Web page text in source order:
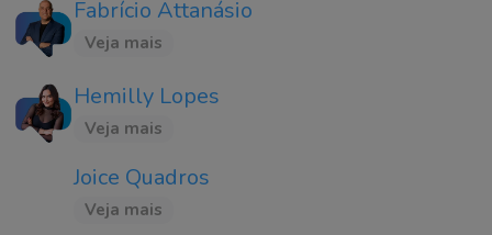
Fabrício Attanásio
Veja mais
Hemilly Lopes
Veja mais
Joice Quadros
Veja mais